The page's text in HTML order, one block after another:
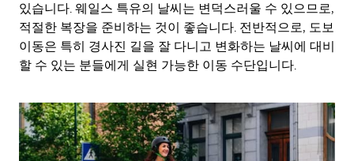
있습니다. 웨일스 특유의 날씨는 변덕스러울 수 있으므로,
적절한 복장을 준비하는 것이 좋습니다. 전반적으로, 도보
이동은 특히 경사진 길을 잘 다니고 변화하는 날씨에 대비
할 수 있는 분들에게 실현 가능한 이동 수단입니다.